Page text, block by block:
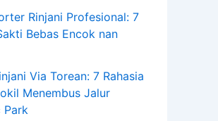
Rinjani Profesional: 7
Bebas Encok nan
Via Torean: 7 Rahasia
Menembus Jalur
Park